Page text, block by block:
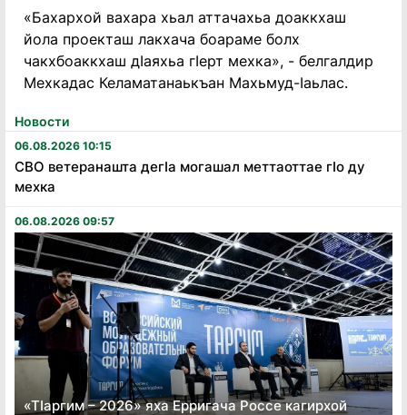
Новости
06.08.2026 10:15
СВО ветеранашта дегӏа могашал меттаоттае гӏо ду
мехка
06.08.2026 09:57
«Тӏаргим – 2026» яха Ерригача Россе кагирхой
«Бахархой вахара хьал аттачахьа доаккхаш
йола проекташ лакхача боараме болх
чакхбоаккхаш дӀаяхьа гӀерт мехка», - белгалдир
Мехкадас Келаматанаькъан Махьмуд-Ӏаьлас.